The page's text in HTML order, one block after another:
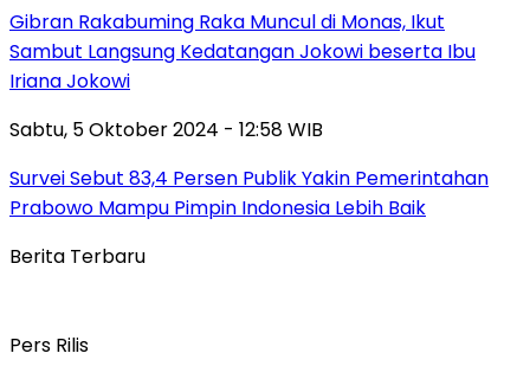
Gibran Rakabuming Raka Muncul di Monas, Ikut
Sambut Langsung Kedatangan Jokowi beserta Ibu
Iriana Jokowi
Sabtu, 5 Oktober 2024 - 12:58 WIB
Survei Sebut 83,4 Persen Publik Yakin Pemerintahan
Prabowo Mampu Pimpin Indonesia Lebih Baik
Berita Terbaru
Pers Rilis